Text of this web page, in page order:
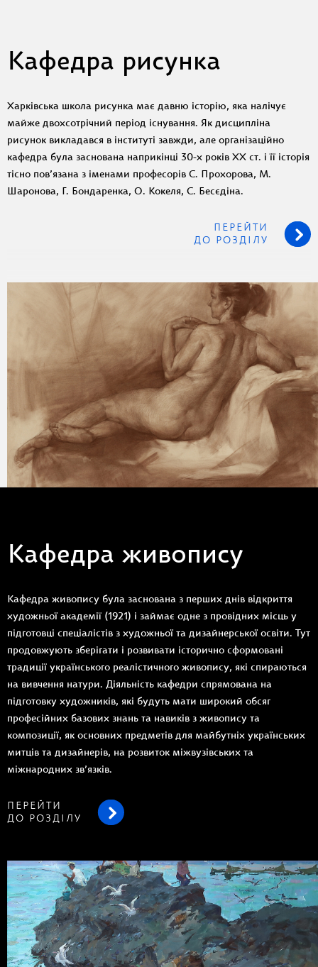
Кафедра рисунка
Харківська школа рисунка має давню історію, яка налічує
майже двохсотрічний період існування. Як дисципліна
рисунок викладався в інституті завжди, але організаційно
кафедра була заснована наприкінці 30-х років XX ст. і її історія
тісно пов’язана з іменами професорів С. Прохорова, М.
Шаронова, Г. Бондаренка, О. Кокеля, С. Бесєдіна.
ПЕРЕЙТИ
ДО РОЗДІЛУ
Кафедра живопису
Кафедра живопису була заснована з перших днів відкриття
художньої академії (1921) і займає одне з провідних місць у
підготовці спеціалістів з художньої та дизайнерської освіти. Тут
продовжують зберігати і розвивати історично сформовані
традиції українського реалістичного живопису, які спираються
на вивчення натури. Діяльність кафедри спрямована на
підготовку художників, які будуть мати широкий обсяг
професійних базових знань та навиків з живопису та
композиції, як основних предметів для майбутніх українських
митців та дизайнерів, на розвиток міжвузівських та
міжнародних зв’язків.
ПЕРЕЙТИ
ДО РОЗДІЛУ